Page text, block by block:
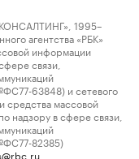
1995–
агентства «РБК»
информации
связи,
63848) и сетевого
средства массовой
надзору в сфере связи,
82385)